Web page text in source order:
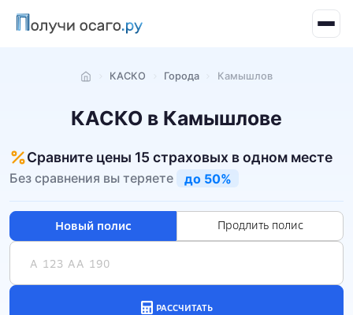
Главная
КАСКО Города Камышлов
КАСКО в Камышлове
Сравните цены 15 страховых в одном месте
Без сравнения вы теряете до 50%